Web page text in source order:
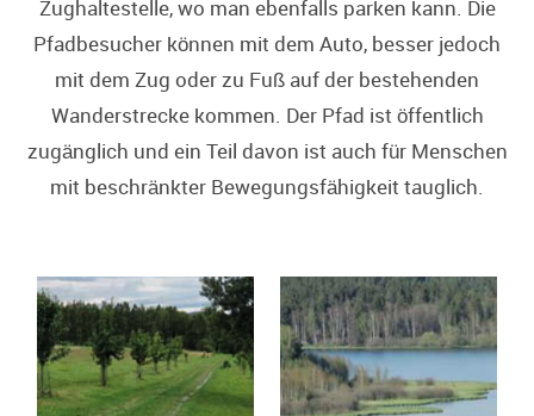
Zughaltestelle, wo man ebenfalls parken kann. Die
Pfadbesucher können mit dem Auto, besser jedoch
mit dem Zug oder zu Fuß auf der bestehenden
Wanderstrecke kommen. Der Pfad ist öffentlich
zugänglich und ein Teil davon ist auch für Menschen
mit beschränkter Bewegungsfähigkeit tauglich.